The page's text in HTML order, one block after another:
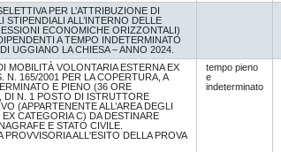
PER L’ATTRIBUZIONE DI
STIPENDIALI ALL’INTERNO DELLE
ECONOMICHE ORIZZONTALI)
A TEMPO INDETERMINATO
UGGIANO LA CHIESA – ANNO 2024.
MOBILITÀ VOLONTARIA ESTERNA EX
N. 165/2001 PER LA COPERTURA, A
E PIENO (36 ORE
DI N. 1 POSTO DI ISTRUTTORE
(APPARTENENTE ALL’AREA DEGLI
CATEGORIA C) DA DESTINARE
E STATO CIVILE.
PROVVISORIA ALL'ESITO DELLA PROVA
tempo pieno
e
indeterminato